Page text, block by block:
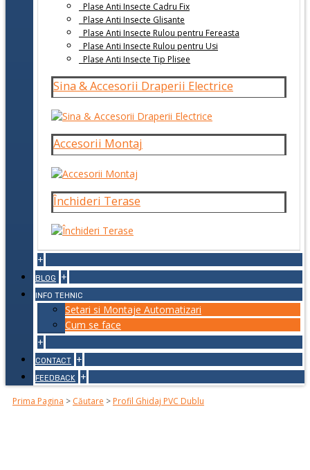
Plase Anti Insecte Cadru Fix
Plase Anti Insecte Glisante
Plase Anti Insecte Rulou pentru Fereasta
Plase Anti Insecte Rulou pentru Usi
Plase Anti Insecte Tip Plisee
Sina & Accesorii Draperii Electrice
Accesorii Montaj
Închideri Terase
+
BLOG +
INFO TEHNIC
Setari si Montaje Automatizari
Cum se face
+
CONTACT +
FEEDBACK +
Prima Pagina > Căutare > Profil Ghidaj PVC Dublu